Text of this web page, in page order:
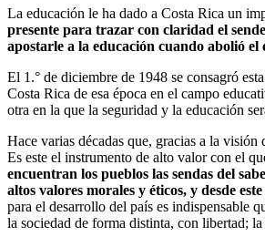
La educación le ha dado a Costa Rica un
presente para trazar con claridad el
apostarle a la educación cuando abolió el
El 1.° de diciembre de 1948 se consagró
Costa Rica de esa época en el campo
otra en la que la seguridad y la educación
Hace varias décadas que, gracias a la
Es este el instrumento de alto valor con el
encuentran los pueblos las sendas del
altos valores morales y éticos, y desde
para el desarrollo del país es indispensable
la sociedad de forma distinta, con libertad;